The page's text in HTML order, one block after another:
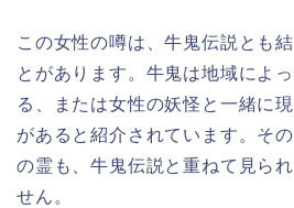
この女性の噂は、牛鬼伝説とも
とがあります。牛鬼は地域によ
る、または女性の妖怪と一緒に
があると紹介されています。そ
の霊も、牛鬼伝説と重ねて見ら
せん。